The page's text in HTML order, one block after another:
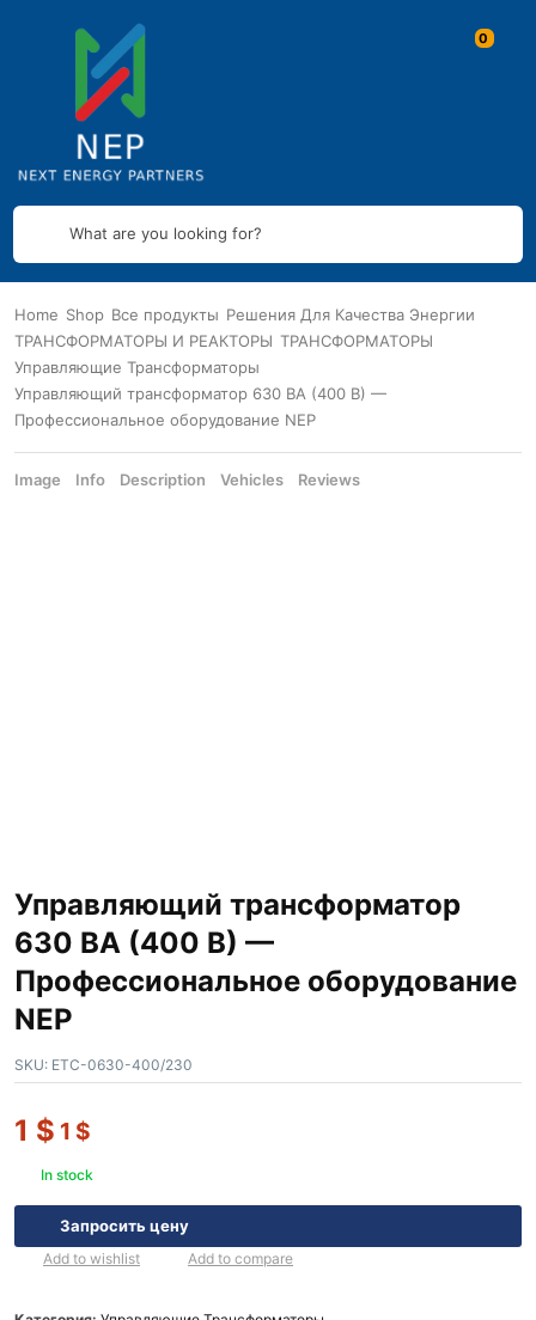
What are you looking for?
Home Shop Все продукты Решения Для Качества Энергии
ТРАНСФОРМАТОРЫ И РЕАКТОРЫ ТРАНСФОРМАТОРЫ
Управляющие Трансформаторы
Управляющий трансформатор 630 ВА (400 В) —
Профессиональное оборудование NEP
Image Info Description Vehicles Reviews
Управляющий трансформатор
630 ВА (400 В) —
Профессиональное оборудование
NEP
SKU: ETC-0630-400/230
1 $ 1 $
In stock
Запросить цену
Add to wishlist Add to compare